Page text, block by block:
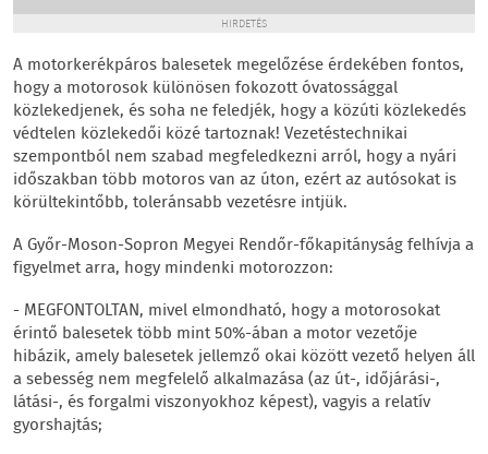
HIRDETÉS
A motorkerékpáros balesetek megelőzése érdekében fontos,
hogy a motorosok különösen fokozott óvatossággal
közlekedjenek, és soha ne feledjék, hogy a közúti közlekedés
védtelen közlekedői közé tartoznak! Vezetéstechnikai
szempontból nem szabad megfeledkezni arról, hogy a nyári
időszakban több motoros van az úton, ezért az autósokat is
körültekintőbb, toleránsabb vezetésre intjük.
A Győr-Moson-Sopron Megyei Rendőr-főkapitányság felhívja a
figyelmet arra, hogy mindenki motorozzon:
- MEGFONTOLTAN, mivel elmondható, hogy a motorosokat
érintő balesetek több mint 50%-ában a motor vezetője
hibázik, amely balesetek jellemző okai között vezető helyen áll
a sebesség nem megfelelő alkalmazása (az út-, időjárási-,
látási-, és forgalmi viszonyokhoz képest), vagyis a relatív
gyorshajtás;